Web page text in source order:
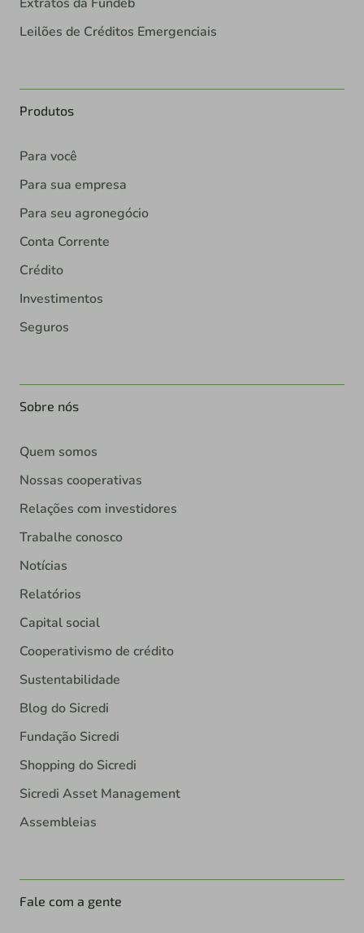
Extratos da Fundeb
Leilões de Créditos Emergenciais
Produtos
Para você
Para sua empresa
Para seu agronegócio
Conta Corrente
Crédito
Investimentos
Seguros
Sobre nós
Quem somos
Nossas cooperativas
Relações com investidores
Trabalhe conosco
Notícias
Relatórios
Capital social
Cooperativismo de crédito
Sustentabilidade
Blog do Sicredi
Fundação Sicredi
Shopping do Sicredi
Sicredi Asset Management
Assembleias
Fale com a gente